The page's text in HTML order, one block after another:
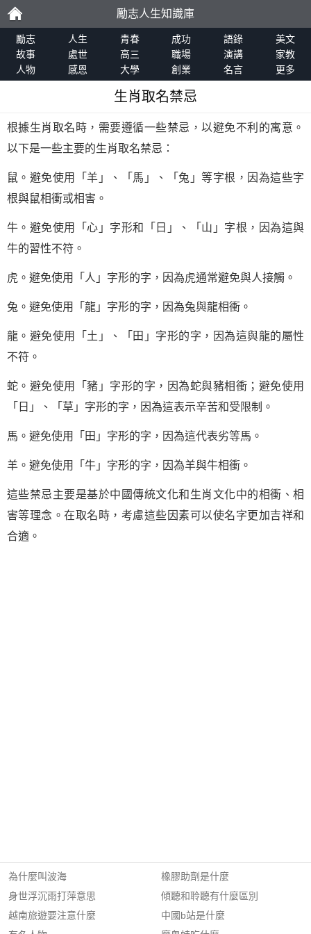
勵
志
勵志人生知識庫
勵志 人生 青春 成功 語錄
美文
故事
處世 高三 職場 演講
家教
人物
感恩 大學 創業 名言 更多
生肖取名禁忌
根據生肖取名時，需要遵循一些禁忌，以避免不利的寓意。
以下是一些主要的生肖取名禁忌：
鼠。避免使用「羊」、「馬」、「兔」等字根，因為這些字
根與鼠相衝或相害。
牛。避免使用「心」字形和「日」、「山」字根，因為這與
牛的習性不符。
虎。避免使用「人」字形的字，因為虎通常避免與人接觸。
兔。避免使用「龍」字形的字，因為兔與龍相衝。
龍。避免使用「土」、「田」字形的字，因為這與龍的屬性
不符。
蛇。避免使用「豬」字形的字，因為蛇與豬相衝；避免使用
「日」、「草」字形的字，因為這表示辛苦和受限制。
馬。避免使用「田」字形的字，因為這代表劣等馬。
羊。避免使用「牛」字形的字，因為羊與牛相衝。
這些禁忌主要是基於中國傳統文化和生肖文化中的相衝、相
害等理念。在取名時，考慮這些因素可以使名字更加吉祥和
合適。
為什麼叫波海
身世浮沉雨打萍意思
越南旅遊要注意什麼
橡膠助劑是什麼
傾聽和聆聽有什麼區別
中國b站是什麼